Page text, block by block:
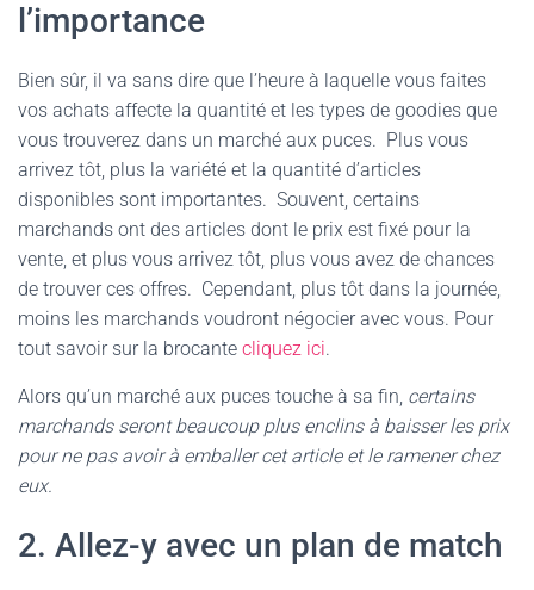
l’importance
Bien sûr, il va sans dire que l’heure à laquelle vous faites
vos achats affecte la quantité et les types de goodies que
vous trouverez dans un marché aux puces. Plus vous
arrivez tôt, plus la variété et la quantité d’articles
disponibles sont importantes. Souvent, certains
marchands ont des articles dont le prix est fixé pour la
vente, et plus vous arrivez tôt, plus vous avez de chances
de trouver ces offres. Cependant, plus tôt dans la journée,
moins les marchands voudront négocier avec vous. Pour
tout savoir sur la brocante cliquez ici.
Alors qu’un marché aux puces touche à sa fin, certains
marchands seront beaucoup plus enclins à baisser les prix
pour ne pas avoir à emballer cet article et le ramener chez
eux.
2. Allez-y avec un plan de match